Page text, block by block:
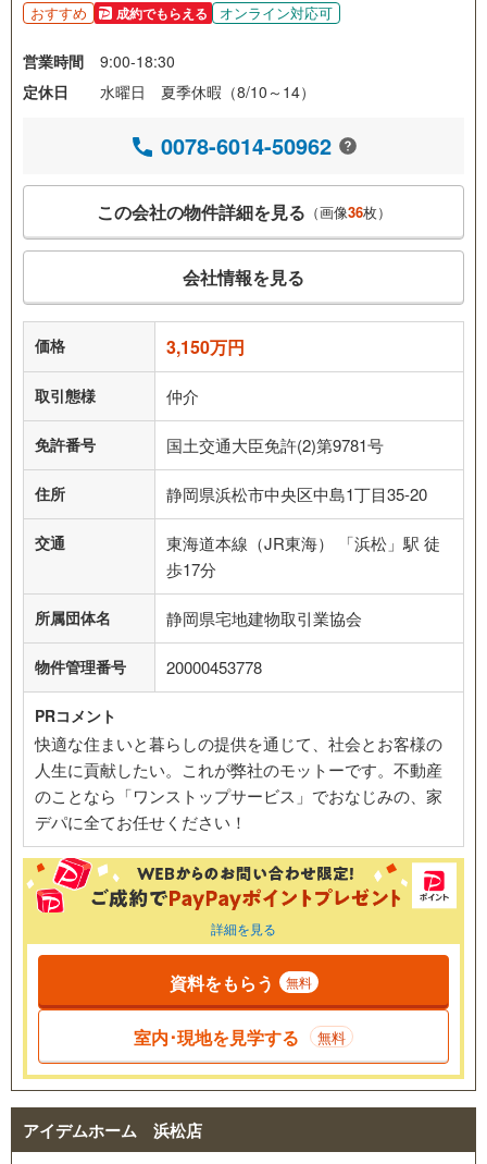
おすすめ 成約でもらえる オンライン対応可
営業時間
9:00-18:30
定休日
水曜日 夏季休暇（8/10～14）
0078-6014-50962
この会社の物件詳細を見る （画像36枚）
会社情報を見る
価格 3,150万円
取引態様 仲介
免許番号 国土交通大臣免許(2)第9781号
住所 静岡県浜松市中央区中島1丁目35-20
交通
東海道本線（JR東海） 「浜松」駅 徒
歩17分
所属団体名 静岡県宅地建物取引業協会
物件管理番号 20000453778
PRコメント
快適な住まいと暮らしの提供を通じて、社会とお客様の
人生に貢献したい。これが弊社のモットーです。不動産
のことなら「ワンストップサービス」でおなじみの、家
デパに全てお任せください！
詳細を見る
資料をもらう 無料
室内･現地を見学する 無料
アイデムホーム 浜松店